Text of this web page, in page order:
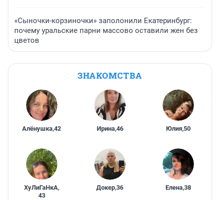
«Сыночки-корзиночки» заполонили Екатеринбург:
почему уральские парни массово оставили жен без
цветов
ЗНАКОМСТВА
Алёнушка,42 Ирина,46 Юлия,50
ХуЛиГаНкА,
43
Докер,36 Елена,38